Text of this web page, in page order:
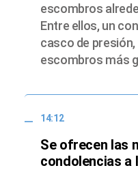
escombros
Entre ellos, un
casco de presión,
escombros más
14:12
Se ofrecen las
condolencias a